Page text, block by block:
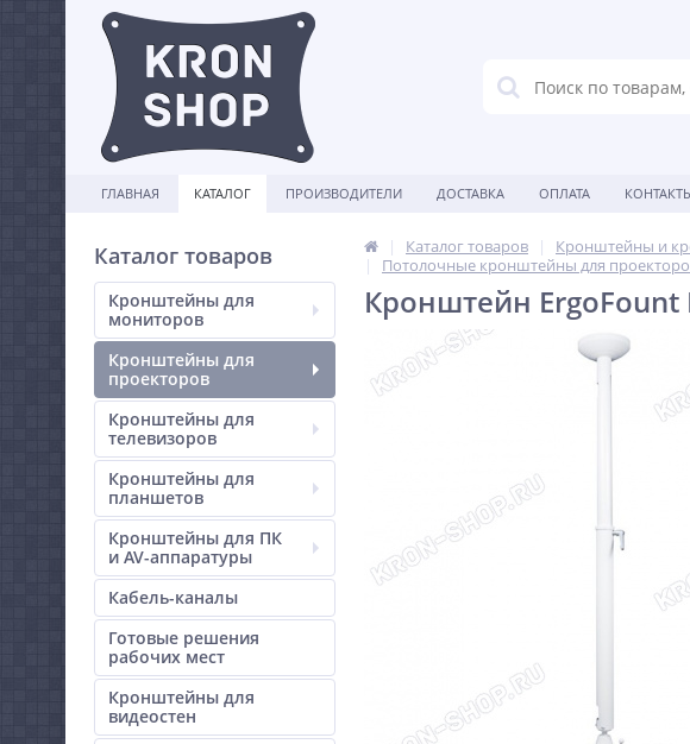
ГЛАВНАЯ КАТАЛОГ ПРОИЗВОДИТЕЛИ ДОСТАВКА ОПЛАТА
Каталог товаров
Кронштейны для
мониторов
Кронштейны для
проекторов
Кронштейны для
телевизоров
Кронштейны для
планшетов
Кронштейны для ПК
и AV-аппаратуры
Кабель-каналы
Готовые решения
рабочих мест
Кронштейны для
видеостен
Каталог товаров
Кронштейны и
Потолочные кронштейны для
Кронштейн ErgoFount